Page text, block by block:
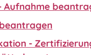
Aufnahme
-